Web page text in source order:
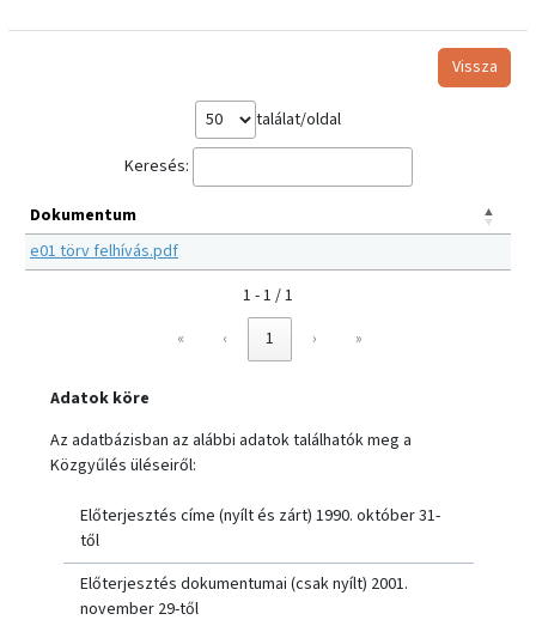
Vissza
találat/oldal
Keresés:
Dokumentum
e01 törv felhívás.pdf
1 - 1 / 1
«
‹ 1 › »
Adatok köre
Az adatbázisban az alábbi adatok találhatók meg a
Közgyűlés üléseiről:
Előterjesztés címe (nyílt és zárt) 1990. október 31-
től
Előterjesztés dokumentumai (csak nyílt) 2001.
november 29-től